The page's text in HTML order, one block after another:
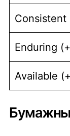
Consistent
Enduring
Available